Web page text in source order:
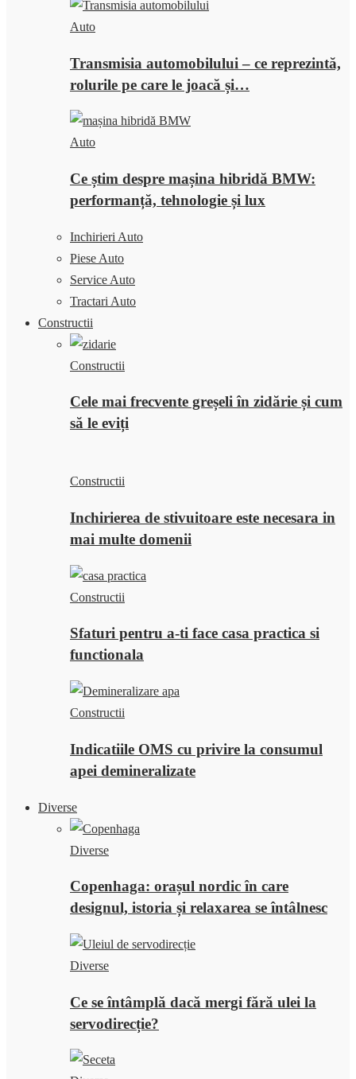
Auto
Transmisia automobilului – ce reprezintă,
rolurile pe care le joacă și…
Auto
Ce știm despre mașina hibridă BMW:
performanță, tehnologie și lux
Inchirieri Auto
Piese Auto
Service Auto
Tractari Auto
Constructii
Constructii
Cele mai frecvente greșeli în zidărie și cum
să le eviți
Constructii
Inchirierea de stivuitoare este necesara in
mai multe domenii
Constructii
Sfaturi pentru a-ti face casa practica si
functionala
Constructii
Indicatiile OMS cu privire la consumul
apei demineralizate
Diverse
Diverse
Copenhaga: orașul nordic în care
designul, istoria și relaxarea se întâlnesc
Diverse
Ce se întâmplă dacă mergi fără ulei la
servodirecție?